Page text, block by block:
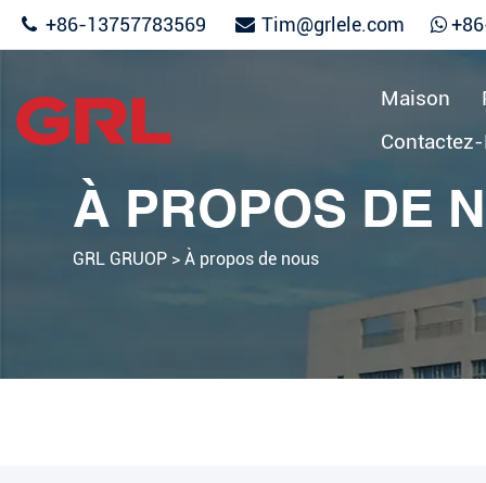
+86-13757783569 Tim@grlele.com
Maison
À PROPOS DE
GRL GRUOP > À propos de nous